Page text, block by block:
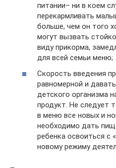
питании– ни в коем
перекармливать
больше, чем он того
могут вызвать
виду прикорма,
для всей семьи меню;
Скорость введения
равномерной и
детского организма
продукт. Не следует
в меню все новых и
необходимо дать
ребенка освоиться с
новому режиму